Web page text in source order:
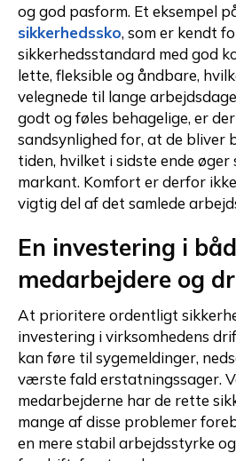
og god pasform. Et eksempel
sikkerhedssko, som er kendt
sikkerhedsstandard med god
lette, fleksible og åndbare,
velegnede til lange
godt og føles behagelige, er
sandsynlighed for, at de bliver
tiden, hvilket i sidste ende øger
markant. Komfort er derfor
vigtig del af det samlede
En investering i
medarbejdere og
At prioritere ordentligt
investering i virksomhedens
kan føre til sygemeldinger,
værste fald erstatningssager.
medarbejderne har de rette
mange af disse problemer
en mere stabil arbejdsstyrke